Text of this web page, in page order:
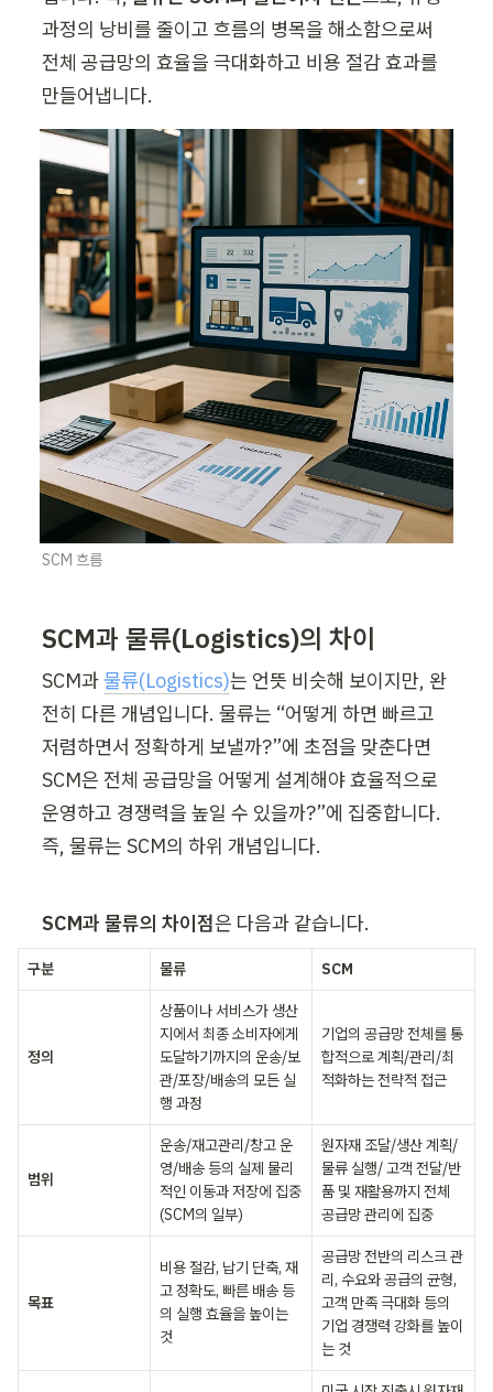
과정의 낭비를 줄이고 흐름의 병목을 해소함으로써
전체 공급망의 효율을 극대화하고 비용 절감 효과를
만들어냅니다.
SCM 흐름
SCM과 물류(Logistics)의 차이
SCM과 물류(Logistics)는 언뜻 비슷해 보이지만, 완
전히 다른 개념입니다. 물류는 “어떻게 하면 빠르고
저렴하면서 정확하게 보낼까?”에 초점을 맞춘다면
SCM은 전체 공급망을 어떻게 설계해야 효율적으로
운영하고 경쟁력을 높일 수 있을까?”에 집중합니다.
즉, 물류는 SCM의 하위 개념입니다.
SCM과 물류의 차이점은 다음과 같습니다.
구분 물류 SCM
정의
상품이나 서비스가 생산
지에서 최종 소비자에게
도달하기까지의 운송/보
관/포장/배송의 모든 실
행 과정
기업의 공급망 전체를 통
합적으로 계획/관리/최
적화하는 전략적 접근
범위
운송/재고관리/창고 운
영/배송 등의 실제 물리
적인 이동과 저장에 집중
(SCM의 일부)
원자재 조달/생산 계획/
물류 실행/ 고객 전달/반
품 및 재활용까지 전체
공급망 관리에 집중
목표
비용 절감, 납기 단축, 재
고 정확도, 빠른 배송 등
의 실행 효율을 높이는
것
공급망 전반의 리스크 관
리, 수요와 공급의 균형,
고객 만족 극대화 등의
기업 경쟁력 강화를 높이
는 것